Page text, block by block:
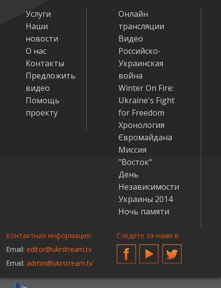
Услуги
Наши
новости
О нас
Контакты
Предложить
видео
Помощь
проекту
Онлайн
трансляции
Видео
Российско-
Украинская
война
Winter On Fire:
Ukraine's Fight
for Freedom
Хронология
Євромайдана
Миссия
"Восток"
День
Независимости
Украины 2014
Ночь памяти
Контактная информация:
Email: editor@ukrstream.tv
Email: admin@ukrstream.tv
Следите за нами в:
FacebookYouTubeTwitter